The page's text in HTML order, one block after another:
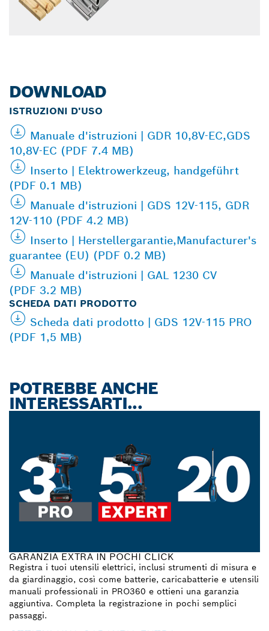
DOWNLOAD
ISTRUZIONI D'USO
Manuale d'istruzioni | GDR 10,8V-EC,GDS
10,8V-EC (PDF 7.4 MB)
Inserto | Elektrowerkzeug, handgeführt
(PDF 0.1 MB)
Manuale d'istruzioni | GDS 12V-115, GDR
12V-110 (PDF 4.2 MB)
Inserto | Herstellergarantie,Manufacturer's
guarantee (EU) (PDF 0.2 MB)
Manuale d'istruzioni | GAL 1230 CV
(PDF 3.2 MB)
SCHEDA DATI PRODOTTO
Scheda dati prodotto | GDS 12V-115 PRO
(PDF 1,5 MB)
POTREBBE ANCHE
INTERESSARTI...
GARANZIA EXTRA IN POCHI CLICK
Registra i tuoi utensili elettrici, inclusi strumenti di misura e
da giardinaggio, così come batterie, caricabatterie e utensili
manuali professionali in PRO360 e ottieni una garanzia
aggiuntiva. Completa la registrazione in pochi semplici
passaggi.